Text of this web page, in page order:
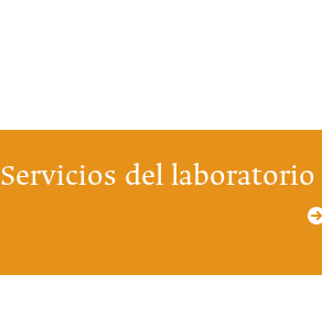
Servicios del laboratorio